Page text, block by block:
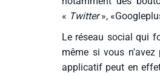
« Twitter»,
Le réseau social qui
même si vous
applicatif peut en